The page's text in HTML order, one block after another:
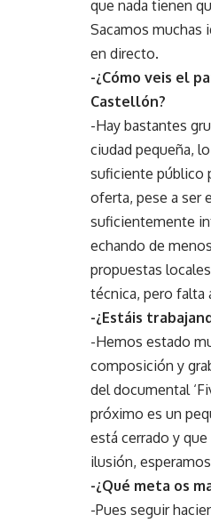
que nada tienen
Sacamos muchas
en directo.
-¿Cómo veis el
Castellón?
-Hay bastantes
ciudad pequeña,
suficiente público
oferta, pese a ser
suficientemente
echando de
propuestas
técnica, pero falta
-¿Estáis
-Hemos estado
composición y
del documental
próximo es un
está cerrado y
ilusión,
-¿Qué meta os
-Pues seguir